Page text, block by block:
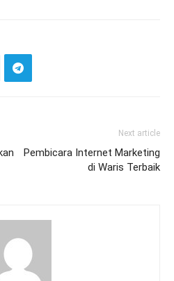
Next article
Pembicara Internet Marketing
di Waris Terbaik